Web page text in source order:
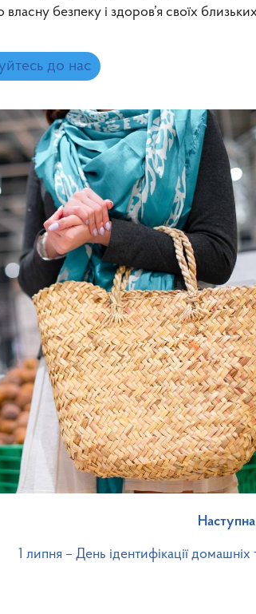
безпеку і здоров’я своїх
до нас
Наступна
1 липня – День ідентифікації домашніх